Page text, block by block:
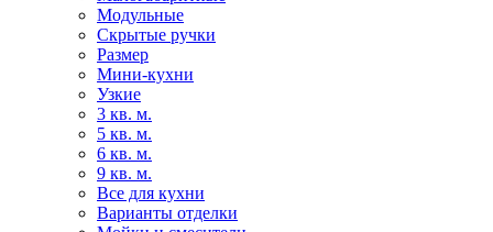
Модульные
Скрытые ручки
Размер
Мини-кухни
Узкие
3 кв. м.
5 кв. м.
6 кв. м.
9 кв. м.
Все для кухни
Варианты отделки